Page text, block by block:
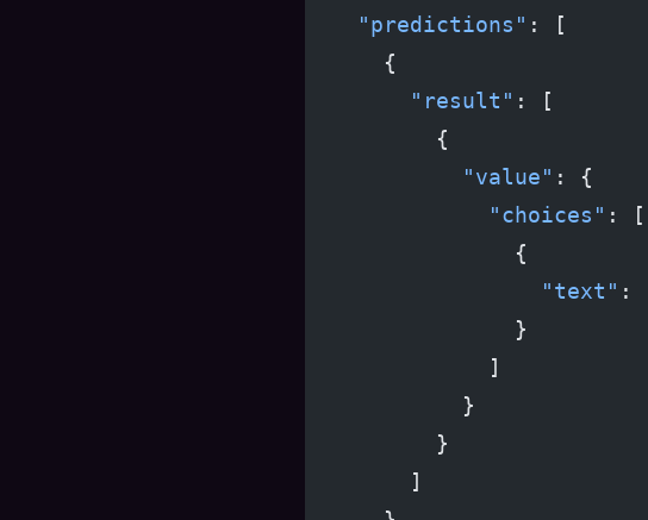
    "predictions"
: [
      {
        "result"
: [
          {
            "value"
: {
              "choices"
: [
                {
                  "text"
:
                }
              ]
            }
          }
        ]